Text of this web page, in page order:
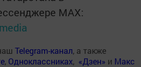
MАХ:
Telegram-канал, а также
, Одноклассниках, «Дзен» и Макс